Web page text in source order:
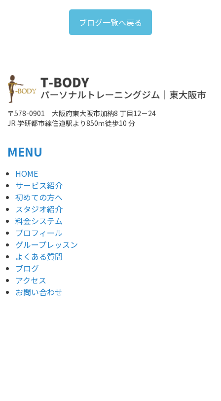
ブログ一覧へ戻る
〒578-0901 大阪府東大阪市加納8 丁目12－24
JR 学研都市線住道駅より850ｍ徒歩10 分
MENU
HOME
サービス紹介
初めての方へ
スタジオ紹介
料金システム
プロフィール
グループレッスン
よくある質問
ブログ
アクセス
お問い合わせ